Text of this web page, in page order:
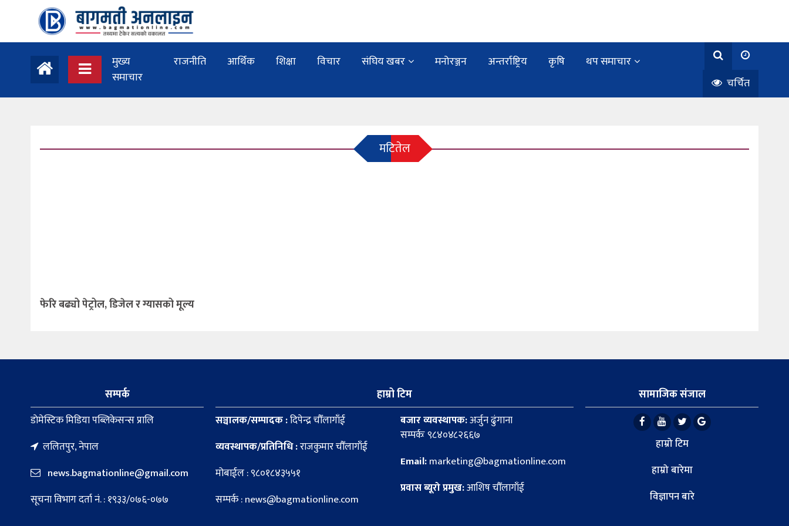
मुख्य
समाचार
राजनीति आर्थिक शिक्षा विचार संघिय खबर मनोरञ्जन अन्तर्राष्ट्रिय कृषि
थप समाचार
चर्चित
मटितेल
फेरि बढ्यो पेट्रोल, डिजेल र ग्यासको मूल्य
सम्पर्क
डाेमेस्टिक मिडिया पब्लिकेसन्स प्रालि
ललितपुर, नेपाल
news.bagmationline@gmail.com
सूचना विभाग दर्ता नं. : १९३३/०७६-०७७
हाम्रो टिम
सञ्चालक/सम्पादक :दिपेन्द्र चौँलागाँई
व्यवस्थापक/प्रतिनिधि :राजकुमार चौँलागाँई
मोबाईल : ९८०१८४३५५१
सम्पर्क : news@bagmationline.com
बजार व्यवस्थापक:अर्जुन ढुंगाना
सम्पर्कः ९८४०४८२६६७
Email:marketing@bagmationline.com
प्रवास ब्यूरो प्रमुख:आशिष चौँलागाँई
सामाजिक संजाल
हाम्रो टिम
हाम्रो बारेमा
विज्ञापन बारे